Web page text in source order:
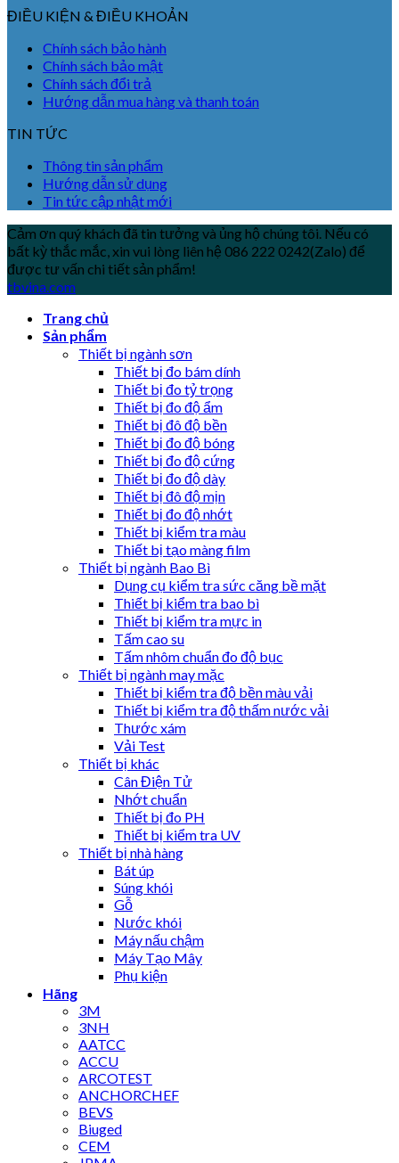
ĐIỀU KIỆN & ĐIỀU KHOẢN
Chính sách bảo hành
Chính sách bảo mật
Chính sách đổi trả
Hướng dẫn mua hàng và thanh toán
TIN TỨC
Thông tin sản phẩm
Hướng dẫn sử dụng
Tin tức cập nhật mới
Cảm ơn quý khách đã tin tưởng và ủng hộ chúng tôi. Nếu có
bất kỳ thắc mắc, xin vui lòng liên hệ 086 222 0242(Zalo) để
được tư vấn chi tiết sản phẩm!
tbvina.com
Trang chủ
Sản phẩm
Thiết bị ngành sơn
Thiết bị đo bám dính
Thiết bị đo tỷ trọng
Thiết bị đo độ ẩm
Thiết bị đô độ bền
Thiết bị đo độ bóng
Thiết bị đo độ cứng
Thiết bị đo độ dày
Thiết bị đô độ mịn
Thiết bị đo độ nhớt
Thiết bị kiểm tra màu
Thiết bị tạo màng film
Thiết bị ngành Bao Bì
Dụng cụ kiểm tra sức căng bề mặt
Thiết bị kiểm tra bao bì
Thiết bị kiểm tra mực in
Tấm cao su
Tấm nhôm chuẩn đo độ bục
Thiết bị ngành may mặc
Thiết bị kiểm tra độ bền màu vải
Thiết bị kiểm tra độ thấm nước vải
Thước xám
Vải Test
Thiết bị khác
Cân Điện Tử
Nhớt chuẩn
Thiết bị đo PH
Thiết bị kiểm tra UV
Thiết bị nhà hàng
Bát úp
Súng khói
Gỗ
Nước khói
Máy nấu chậm
Máy Tạo Mây
Phụ kiện
Hãng
3M
3NH
AATCC
ACCU
ARCOTEST
ANCHORCHEF
BEVS
Biuged
CEM